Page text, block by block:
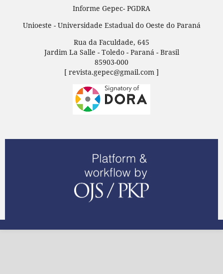
Informe Gepec- PGDRA
Unioeste - Universidade Estadual do Oeste do Paraná
Rua da Faculdade, 645
Jardim La Salle - Toledo - Paraná - Brasil
85903-000
[ revista.gepec@gmail.com ]